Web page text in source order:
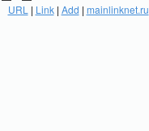
URL | Link| Add | mainlinknet.ru